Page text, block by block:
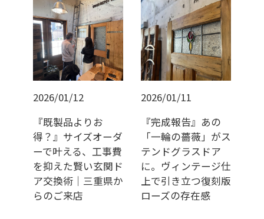
2026/01/12
『既製品よりお
得？』サイズオーダ
ーで叶える、工事費
を抑えた賢い玄関ド
ア交換術｜三重県か
らのご来店
2026/01/11
『完成報告』あの
「一輪の薔薇」がス
テンドグラスドア
に。ヴィンテージ仕
上で引き立つ復刻版
ローズの存在感